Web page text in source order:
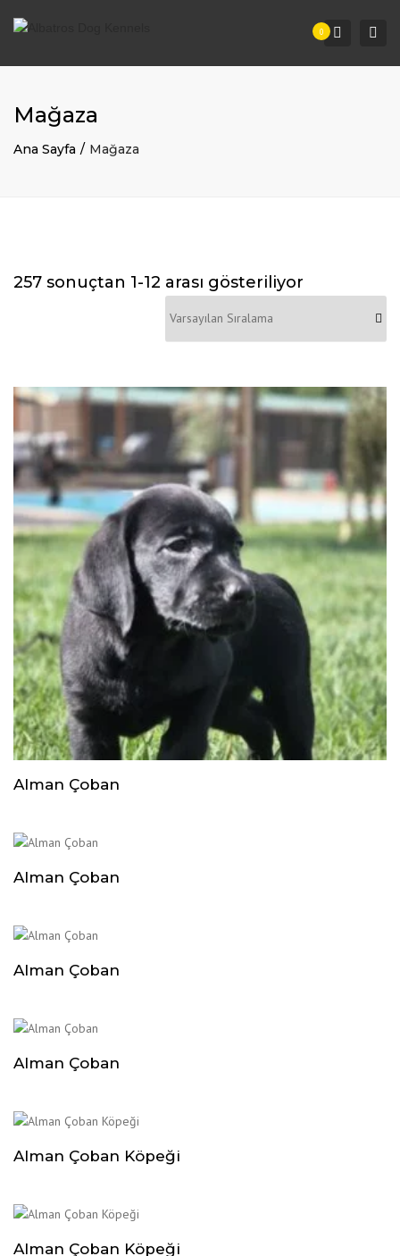
Search
0
Mağaza
Ana Sayfa Mağaza
257 sonuçtan 1-12 arası gösteriliyor
Alman Çoban
Alman Çoban
Alman Çoban
Alman Çoban
Alman Çoban Köpeği
Alman Çoban Köpeği